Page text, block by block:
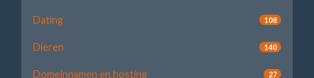
Dating 108
Dieren 140
Domeinnamen en hosting 27